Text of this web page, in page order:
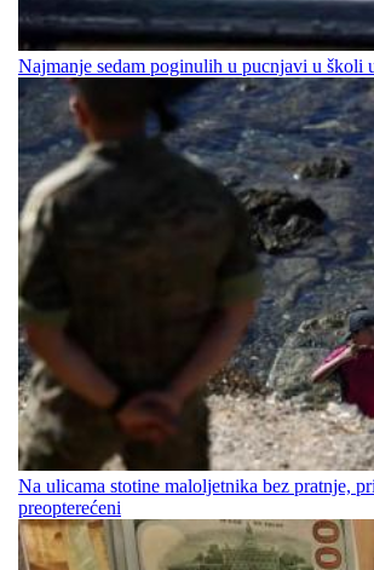
Najmanje sedam poginulih u pucnjavi u školi
Na ulicama stotine maloljetnika bez pratnje,
preopterećeni